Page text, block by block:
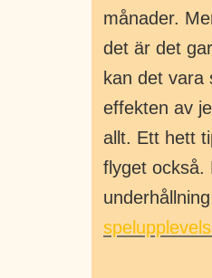
månader.
det är det
kan det
effekten av
allt. Ett hett
flyget också.